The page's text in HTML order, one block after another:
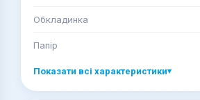
Обкладинка
Папір
Показати всі характеристики▾